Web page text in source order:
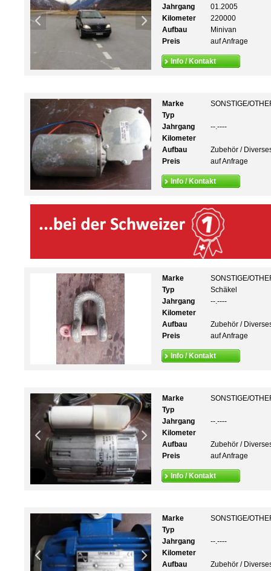
Jahrgang
01.2005
Kilometer
220000
Aufbau
Minivan
Preis
auf Anfrage
Info / Kontakt
Marke
SONSTIGE/
Typ
Jahrgang
--.----
Kilometer
Aufbau
Zubehör /
Preis
auf Anfrage
Info / Kontakt
Marke
SONSTIGE/
Typ
Schäkel
Jahrgang
--.----
Kilometer
Aufbau
Zubehör /
Preis
auf Anfrage
Info / Kontakt
Marke
SONSTIGE/
Typ
Jahrgang
--.----
Kilometer
Aufbau
Zubehör /
Preis
auf Anfrage
Info / Kontakt
Marke
SONSTIGE/
Typ
Jahrgang
--.----
Kilometer
Aufbau
Zubehör /